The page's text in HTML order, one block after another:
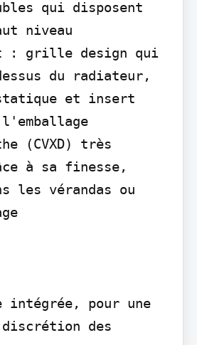
qui disposent
niveau
: grille design qui
du radiateur,
et insert
(CVXD) très
à sa finesse,
les vérandas ou
intégrée, pour une
des